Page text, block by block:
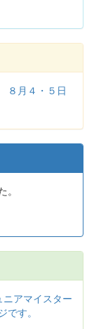
８月４・５日
ニアマイスター
す。